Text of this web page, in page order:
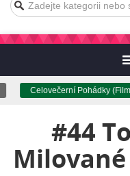
Celovečerní Pohádky (Filmy)
#44
Milované